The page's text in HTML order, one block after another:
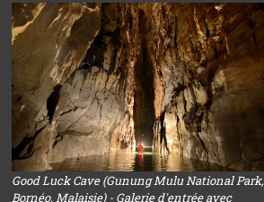
Good Luck Cave (Gunung Mulu National Park,
Bornéo, Malaisie) - Galerie d'entrée avec